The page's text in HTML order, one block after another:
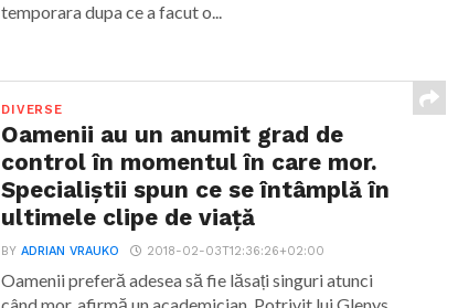
temporara dupa ce a facut o...
DIVERSE
Oamenii au un anumit grad de
control în momentul în care mor.
Specialiștii spun ce se întâmplă în
ultimele clipe de viață
BYADRIAN VRAUKO 2018-02-03T12:36:26+02:00
Oamenii preferă adesea să fie lăsați singuri atunci